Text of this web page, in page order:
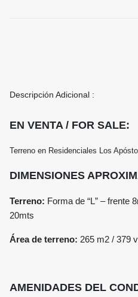
Descripción Adicional :
EN VENTA / FOR SALE:
Terreno en Residenciales Los
DIMENSIONES
Terreno: Forma de “L” – frente
20mts
Área de terreno: 265 m2 / 379
AMENIDADES DEL